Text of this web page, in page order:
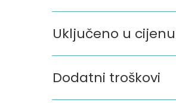
Uključeno u cijenu
Dodatni troškovi